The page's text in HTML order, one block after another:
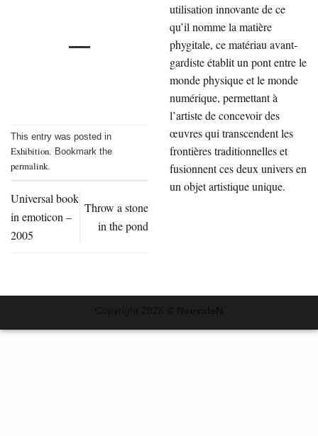
This entry was posted in
Exhibition. Bookmark the
permalink.
Universal book
in emoticon –
2005
Throw a stone
in the pond
utilisation innovante de ce
qu’il nomme la matière
phygitale, ce matériau avant-
gardiste établit un pont entre le
monde physique et le monde
numérique, permettant à
l’artiste de concevoir des
œuvres qui transcendent les
frontières traditionnelles et
fusionnent ces deux univers en
un objet artistique unique.